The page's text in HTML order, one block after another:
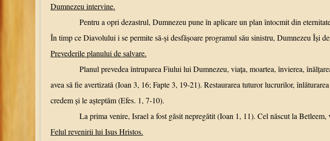
Dumnezeu intervine.
Pentru a opri dezastrul, Dumnezeu pune în aplicare un plan întocmit din eternitate,
În timp ce Diavolului i se permite să-şi desfăşoare programul său sinistru, Dumnezeu Îşi
Prevederile planului de salvare.
Planul prevedea întruparea Fiului lui Dumnezeu, viaţa, moartea, învierea, înălţarea,
avea să fie avertizată (Ioan 3, 16; Fapte 3, 19-21). Restaurarea tuturor lucrurilor,
credem şi le aşteptăm (Efes. 1, 7-10).
La prima venire, Israel a fost găsit nepregătit (Ioan 1, 11). Cel născut la Betleem,
Felul revenirii lui Isus Hristos.